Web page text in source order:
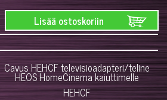
Lisää ostoskoriin
Cavus HEHCF televisioadapteri/teline
HEOS HomeCinema kaiuttimelle
HEHCF